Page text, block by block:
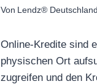
Von Lendz® Deutschland
Online-Kredite sind
physischen Ort
zugreifen und den